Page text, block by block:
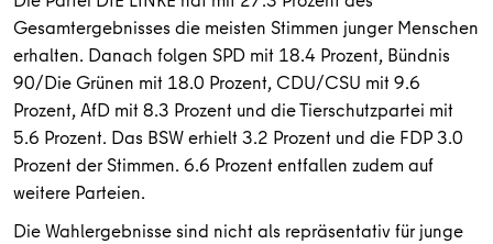
Gesamtergebnisses die meisten Stimmen junger Menschen
erhalten. Danach folgen SPD mit 18.4 Prozent, Bündnis
90/Die Grünen mit 18.0 Prozent, CDU/CSU mit 9.6
Prozent, AfD mit 8.3 Prozent und die Tierschutzpartei mit
5.6 Prozent. Das BSW erhielt 3.2 Prozent und die FDP 3.0
Prozent der Stimmen. 6.6 Prozent entfallen zudem auf
weitere Parteien.
Die Wahlergebnisse sind nicht als repräsentativ für junge